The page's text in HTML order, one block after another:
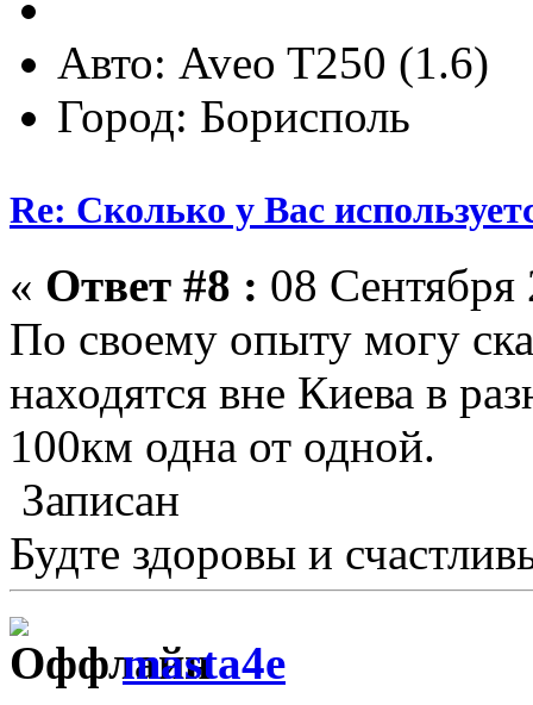
Авто: Aveo T250 (1.6)
Город: Борисполь
Re: Сколько у Вас
« Ответ #8 : 08
По своему опыту могу
находятся вне Киева в
100км одна от одной.
Записан
Будте здоровы и
masta4e